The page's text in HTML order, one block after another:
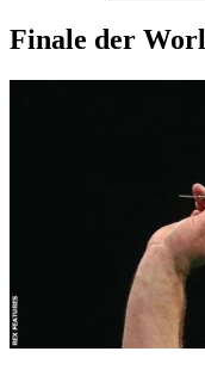
Finale der